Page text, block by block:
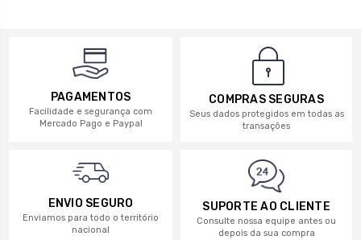
PAGAMENTOS
Facilidade e segurança com
Mercado Pago e Paypal
COMPRAS SEGURAS
Seus dados protegidos em todas as
transações
ENVIO SEGURO
Enviamos para todo o território
nacional
SUPORTE AO CLIENTE
Consulte nossa equipe antes ou
depois da sua compra